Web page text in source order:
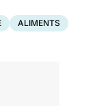
ALIMENTS